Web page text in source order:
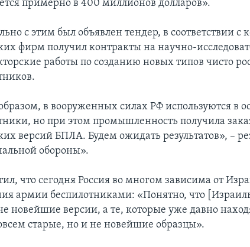
примерно в 400 миллионов долларов».
с этим был объявлен тендер, в соответствии с
фирм получил контракты на научно-
работы по созданию новых типов чисто
в вооруженных силах РФ используются в
но при этом промышленность получила
версий БПЛА. Будем ожидать результатов», –
обороны».
что сегодня Россия во многом зависима от
армии беспилотниками: «Понятно, что
новейшие версии, а те, которые уже давно
старые, но и не новейшие образцы».